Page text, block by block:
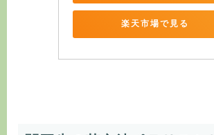
楽天市場で見る